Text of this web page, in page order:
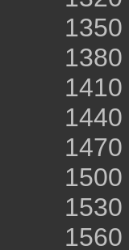
1350
1380
1410
1440
1470
1500
1530
1560